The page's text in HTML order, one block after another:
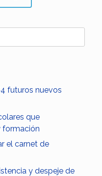
futuros nuevos
que
formación
el carnet de
y despeje de